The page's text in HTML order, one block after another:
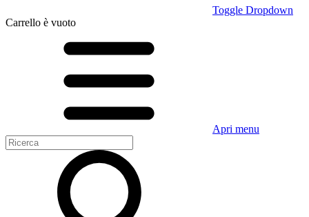
Toggle Dropdown
Carrello è vuoto
Apri menu